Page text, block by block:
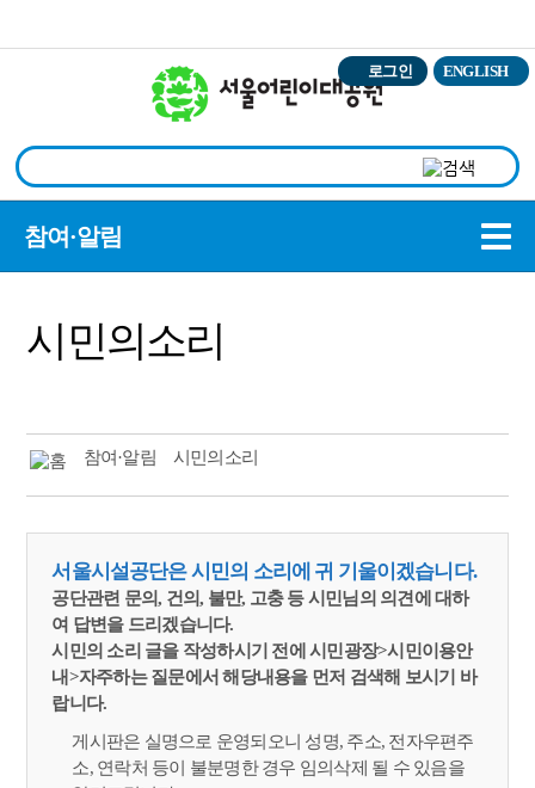
로그인 ENGLISH
참여·알림
시민의소리
참여·알림 시민의소리
서울시설공단은 시민의 소리에 귀 기울이겠습니다.
공단관련 문의, 건의, 불만, 고충 등 시민님의 의견에 대하
여 답변을 드리겠습니다.
시민의 소리 글을 작성하시기 전에 시민광장>시민이용안
내>자주하는 질문에서 해당내용을 먼저 검색해 보시기 바
랍니다.
게시판은 실명으로 운영되오니 성명, 주소, 전자우편주
소, 연락처 등이 불분명한 경우 임의삭제 될 수 있음을